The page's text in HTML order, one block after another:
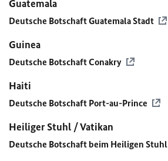
Guatemala
Deutsche Botschaft Guatemala Stadt
Guinea
Deutsche Botschaft Conakry
Haiti
Deutsche Botschaft Port-au-Prince
Heiliger Stuhl / Vatikan
Deutsche Botschaft beim Heiligen Stuhl